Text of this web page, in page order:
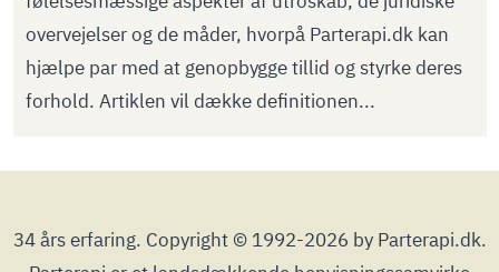
overvejelser og de måder, hvorpå Parterapi.dk kan
hjælpe par med at genopbygge tillid og styrke deres
forhold. Artiklen vil dække definitionen...
34 års erfaring. Copyright © 1992-2026 by Parterapi.dk.